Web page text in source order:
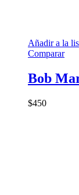
Añadir a la
Comparar
Bob
$450